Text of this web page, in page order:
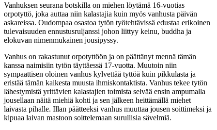
Vanhuksen seurana botskilla on miehen löytämä 16‑vuotias
orpotyttö, joka auttaa niin kalastajia kuin myös vanhusta päivän
askareissa. Oudompaa osastoa tytön työtehtävissä edustaa erikoinen
tulevaisuuden ennustusruljanssi johon liittyy keinu, buddha ja
elokuvan nimenmukainen jousipyssy.
Vanhus on rakastunut orpotyttöön ja on päättänyt mennä tämän
kanssa naimisiin tytön täyttäessä 17‑vuotta. Muutoin niin
sympaattisen oloinen vanhus kylvettää tyttöä kuin pikkulasta ja
eristää tämän kaikesta muusta ihmiskontaktista. Vanhus tekee tytön
lähestymistä yrittävien kalastajien toimista selvää ensin ampumalla
jousellaan näitä miehiä kohti ja sen jälkeen heittämällä miehet
laivasta pihalle. Illan päätteeksi vanhus muuttaa jousen soittimeksi ja
kipuaa laivan mastoon soittelemaan surullisia sävelmiä.